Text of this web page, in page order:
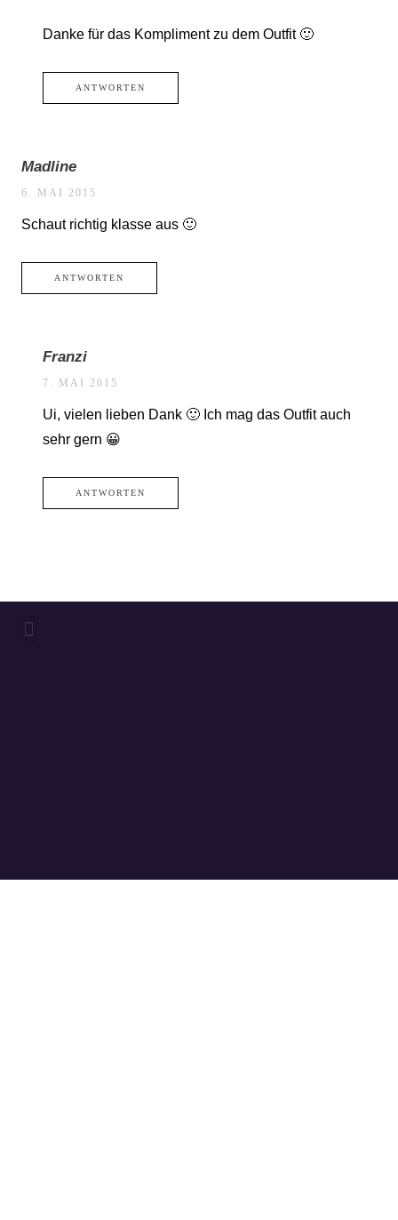
Danke für das Kompliment zu dem Outfit 🙂
ANTWORTEN
Madline
6. MAI 2015
Schaut richtig klasse aus 🙂
ANTWORTEN
Franzi
7. MAI 2015
Ui, vielen lieben Dank 🙂 Ich mag das Outfit auch
sehr gern 😀
ANTWORTEN